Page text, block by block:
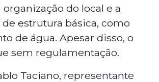
do local e a
estrutura básica, como
de água. Apesar disso, o
sem regulamentação.
Taciano, representante